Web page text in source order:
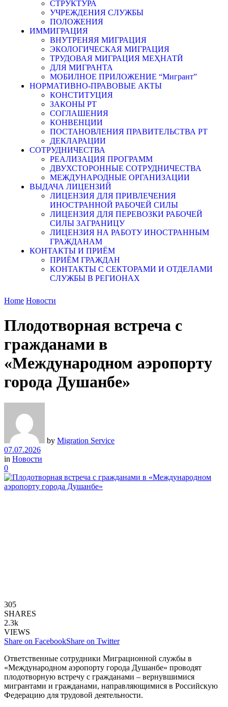
СТРУКТУРА
УЧРЕЖДЕНИЯ СЛУЖБЫ
ПОЛОЖЕНИЯ
ИММИГРАЦИЯ
ВНУТРЕНЯЯ МИГРАЦИЯ
ЭКОЛОГИЧЕСКАЯ МИГРАЦИЯ
ТРУДОВАЯ МИГРАЦИЯ МЕҲНАТӢ
ДЛЯ МИГРАНТА
МОБИЛНОЕ ПРИЛОЖЕНИЕ “Мигрант”
НОРМАТИВНО-ПРАВОВЫЕ АКТЫ
КОНСТИТУЦИЯ
ЗАКОНЫ РТ
СОГЛАШЕНИЯ
КОНВЕНЦИИ
ПОСТАНОВЛЕНИЯ ПРАВИТЕЛЬСТВА РТ
ДЕКЛАРАЦИИ
СОТРУДНИЧЕСТВА
РЕАЛИЗАЦИЯ ПРОГРАММ
ДВУХСТОРОННЫЕ СОТРУДНИЧЕСТВА
МЕЖДУНАРОДНЫЕ ОРГАНИЗАЦИИ
ВЫДАЧА ЛИЦЕНЗИЙ
ЛИЦЕНЗИЯ ДЛЯ ПРИВЛЕЧЕНИЯ
ИНОСТРАННОЙ РАБОЧЕЙ СИЛЫ
ЛИЦЕНЗИЯ ДЛЯ ПЕРЕВОЗКИ РАБОЧЕЙ
СИЛЫ ЗАГРАНИЦУ
ЛИЦЕНЗИЯ НА РАБОТУ ИНОСТРАННЫМ
ГРАЖДАНАМ
КОНТАКТЫ И ПРИЁМ
ПРИЁМ ГРАЖДАН
КОНТАКТЫ С СЕКТОРАМИ И ОТДЕЛАМИ
СЛУЖБЫ В РЕГИОНАХ
Home Новости
Плодотворная встреча с
гражданами в
«Международном аэропорту
города Душанбе»
by Migration Service
07.07.2026
in Новости
0
305
SHARES
2.3k
VIEWS
Share on FacebookShare on Twitter
Ответственные сотрудники Миграционной службы в
«Международном аэропорту города Душанбе» проводят
плодотворную встречу с гражданами – вернувшимися
мигрантами и гражданами, направляющимися в Российскую
Федерацию для трудовой деятельности.